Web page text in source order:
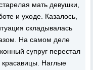
мать девушки,
и уходе. Казалось,
складывалась
На самом деле
супруг перестал
красавицы. Наглые